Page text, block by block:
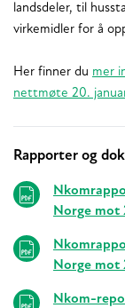
landsdeler, til
virkemidler for å
Her finner du mer
nettmøte 20.
Relaterte
Rapporter og
Norge mot
Norge mot
Nkom-